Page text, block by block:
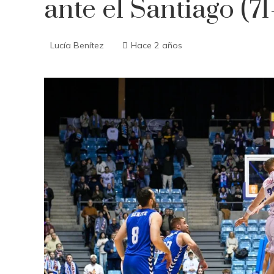
ante el Santiago
Lucía Benítez Hace 2 años